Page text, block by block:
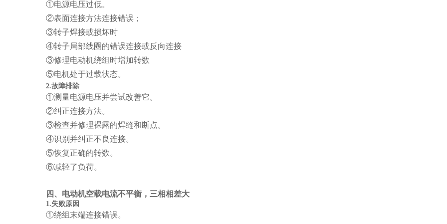
①电源电压过低。
②表面连接方法连接错误；
③转子焊接或损坏时
④转子局部线圈的错误连接或反向连接
③修理电动机绕组时增加转数
⑤电机处于过载状态。
2.故障排除
①测量电源电压并尝试改善它。
②纠正连接方法。
③检查并修理裸露的焊缝和断点。
④识别并纠正不良连接。
⑤恢复正确的转数。
⑥减轻了负荷。
四、电动机空载电流不平衡，三相相差大
1.失败原因
①绕组末端连接错误。